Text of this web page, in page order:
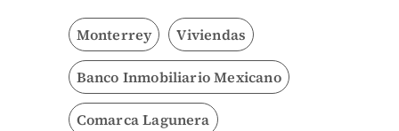
Monterrey Viviendas
Banco Inmobiliario Mexicano
Comarca Lagunera